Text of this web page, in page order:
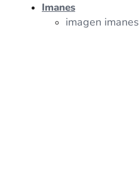
Imanes
imagen imanes